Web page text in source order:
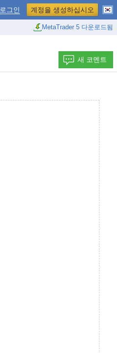
MetaTrader 5 다운로드됨
로그인 계정을 생성하십시오
새 코멘트